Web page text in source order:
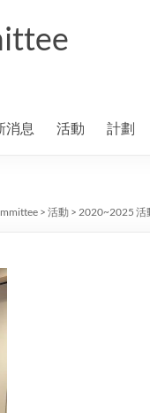
消息 活動 計劃
> 活動 > 2020~2025 活